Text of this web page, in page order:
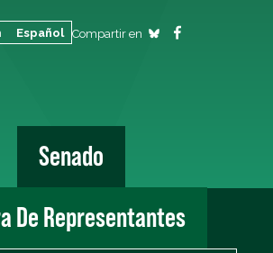
Español Compartir en
Senado
De Representantes